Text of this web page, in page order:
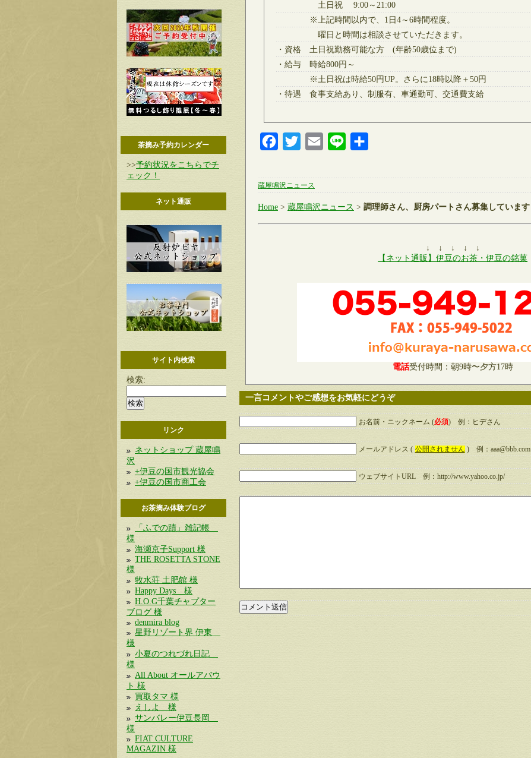
茶摘み予約カレンダー
>>予約状況をこちらでチ
ェック！
ネット通販
サイト内検索
検索:
リンク
ネットショップ 蔵屋鳴
沢
+伊豆の国市観光協会
+伊豆の国市商工会
お茶摘み体験ブログ
「ふでの蹟」雑記帳
様
海瀬京子Support 様
THE ROSETTA STONE
様
牧水荘 土肥館 様
Happy Days 様
H.O.G千葉チャプター
ブログ 様
denmira blog
星野リゾート界 伊東
様
小夏のつれづれ日記
様
All About オールアバウ
ト 様
買取タマ 様
えしよ 様
サンバレー伊豆長岡
様
FIAT CULTURE
MAGAZIN 様
土日祝 9:00～21:00
※上記時間以内で、1日4～6時間程度。
曜日と時間は相談させていただきます。
・資格 土日祝勤務可能な方 (年齢50歳位まで)
・給与 時給800円～
※土日祝は時給50円UP。さらに18時以降＋50円
・待遇 食事支給あり、制服有、車通勤可、交通費支給
FacebookTwitter Email Line
蔵屋鳴沢ニュース
Home > 蔵屋鳴沢ニュース > 調理師さん、厨房パートさん募集しています
↓ ↓ ↓ ↓ ↓
【ネット通販】伊豆のお茶・伊豆の銘菓
電話受付時間：朝9時〜夕方17時
一言コメントやご感想をお気軽にどうぞ
お名前・ニックネーム (必須) 例：ヒデさん
メールアドレス ( 公開されません ) 例：aaa@bbb.com
ウェブサイトURL 例：http://www.yahoo.co.jp/